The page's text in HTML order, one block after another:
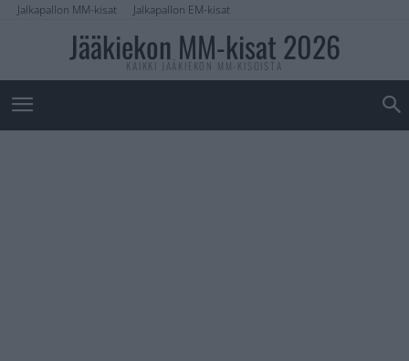
Jalkapallon MM-kisat Jalkapallon EM-kisat
Jääkiekon MM-kisat 2026
KAIKKI JÄÄKIEKON MM-KISOISTA